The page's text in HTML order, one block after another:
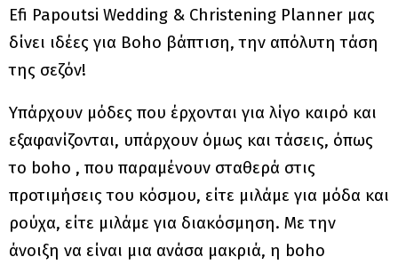
Efi Papoutsi Wedding & Christening Planner μας
δίνει ιδέες για Boho βάπτιση, την απόλυτη τάση
της σεζόν!
Υπάρχουν μόδες που έρχονται για λίγο καιρό και
εξαφανίζονται, υπάρχουν όμως και τάσεις, όπως
το boho , που παραμένουν σταθερά στις
προτιμήσεις του κόσμου, είτε μιλάμε για μόδα και
ρούχα, είτε μιλάμε για διακόσμηση. Με την
άνοιξη να είναι μια ανάσα μακριά, η boho